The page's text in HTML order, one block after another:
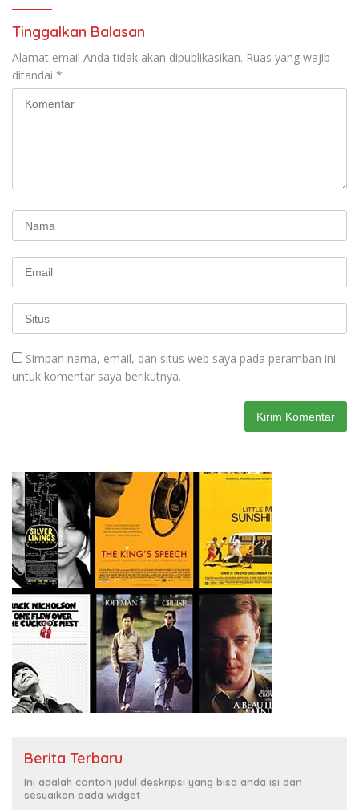
RUU Ketenagakerjaan Baru.
Tinggalkan Balasan
Alamat email Anda tidak akan dipublikasikan. Ruas yang wajib
ditandai *
Simpan nama, email, dan situs web saya pada peramban ini
untuk komentar saya berikutnya.
Berita Terbaru
Ini adalah contoh judul deskripsi yang bisa anda isi dan
sesuaikan pada widget